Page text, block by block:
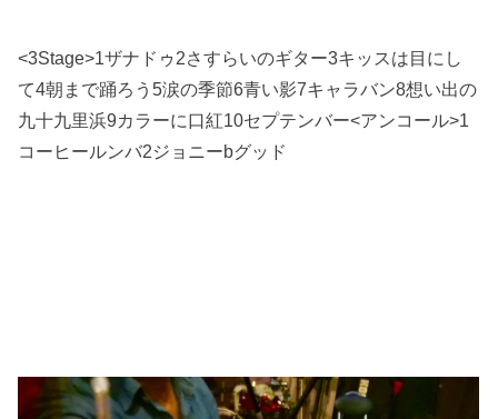
<3Stage>1ザナドゥ2さすらいのギター3キッスは目にし
て4朝まで踊ろう5涙の季節6青い影7キャラバン8想い出の
九十九里浜9カラーに口紅10セプテンバー<アンコール>1
コーヒールンバ2ジョニーbグッド